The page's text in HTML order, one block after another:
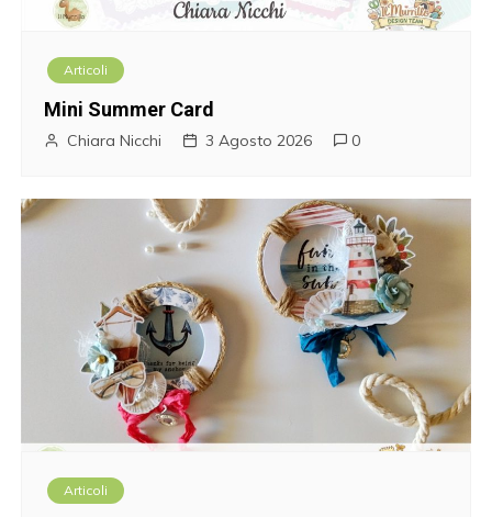
Articoli
Mini Summer Card
Chiara Nicchi 3 Agosto 2026 0
Articoli